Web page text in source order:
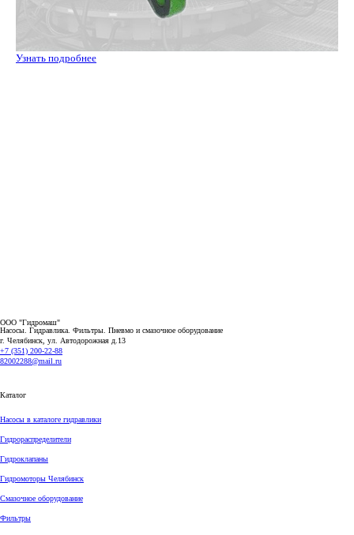
Узнать подробнее
ООО "Гидромаш"
Насосы. Гидравлика. Фильтры. Пневмо и смазочное оборудование
г. Челябинск, ул. Автодорожная д.13
+7 (351) 200-22-88
82002288@mail.ru
Каталог
Насосы в каталоге гидравлики
Гидрораспределители
Гидроклапаны
Гидромоторы Челябинск
Смазочное оборудование
Фильтры